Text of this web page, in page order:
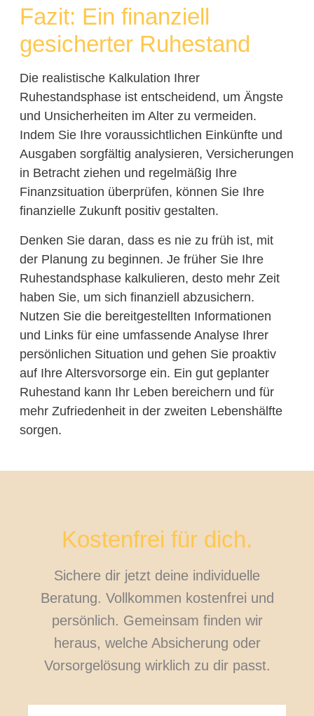
Fazit: Ein finanziell
gesicherter Ruhestand
Die realistische Kalkulation Ihrer
Ruhestandsphase ist entscheidend, um Ängste
und Unsicherheiten im Alter zu vermeiden.
Indem Sie Ihre voraussichtlichen Einkünfte und
Ausgaben sorgfältig analysieren, Versicherungen
in Betracht ziehen und regelmäßig Ihre
Finanzsituation überprüfen, können Sie Ihre
finanzielle Zukunft positiv gestalten.
Denken Sie daran, dass es nie zu früh ist, mit
der Planung zu beginnen. Je früher Sie Ihre
Ruhestandsphase kalkulieren, desto mehr Zeit
haben Sie, um sich finanziell abzusichern.
Nutzen Sie die bereitgestellten Informationen
und Links für eine umfassende Analyse Ihrer
persönlichen Situation und gehen Sie proaktiv
auf Ihre Altersvorsorge ein. Ein gut geplanter
Ruhestand kann Ihr Leben bereichern und für
mehr Zufriedenheit in der zweiten Lebenshälfte
sorgen.
Kostenfrei für dich.
Sichere dir jetzt deine individuelle
Beratung. Vollkommen kostenfrei und
persönlich. Gemeinsam finden wir
heraus, welche Absicherung oder
Vorsorgelösung wirklich zu dir passt.